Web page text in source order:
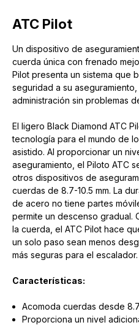
ATC Pilot
Un dispositivo de
cuerda única con frenado
Pilot presenta un sistema que
seguridad a su
administración sin problemas
El ligero Black Diamond ATC
tecnología para el mundo de
asistido. Al proporcionar un
aseguramiento, el Piloto ATC
otros dispositivos de
cuerdas de 8.7-10.5 mm. La
de acero no tiene partes
permite un descenso gradual.
la cuerda, el ATC Pilot hace
un solo paso sean menos
más seguras para el escalador.
Características:
Acomoda cuerdas desde
Proporciona un nivel